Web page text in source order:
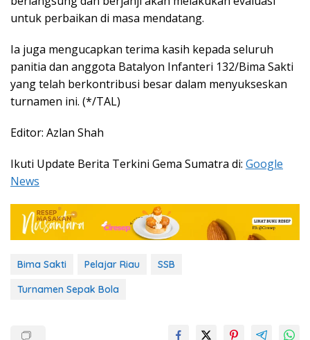
untuk perbaikan di masa mendatang.
Ia juga mengucapkan terima kasih kepada seluruh
panitia dan anggota Batalyon Infanteri 132/Bima Sakti
yang telah berkontribusi besar dalam menyukseskan
turnamen ini. (*/TAL)
Editor: Azlan Shah
Ikuti Update Berita Terkini Gema Sumatra di: Google
News
Bima Sakti Pelajar Riau
SSB
Turnamen Sepak Bola